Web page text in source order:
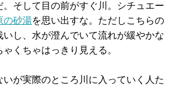
そして目の前がすぐ川。シチュエー
の砂湯を思い出すな。ただしこちらの
いし、水が澄んでいて流れが緩やかな
くちゃはっきり見える。
が実際のところ川に入っていく人た